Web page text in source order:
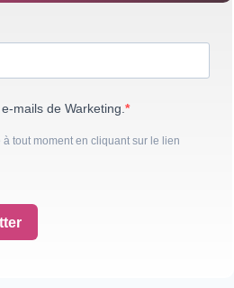
mails de Warketing.
tout moment en cliquant sur le lien